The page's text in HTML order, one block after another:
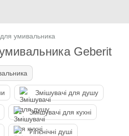
умивальника
Geberit
Змішувачі для душу
Змішувачі для кухні
Гігієнічні душі